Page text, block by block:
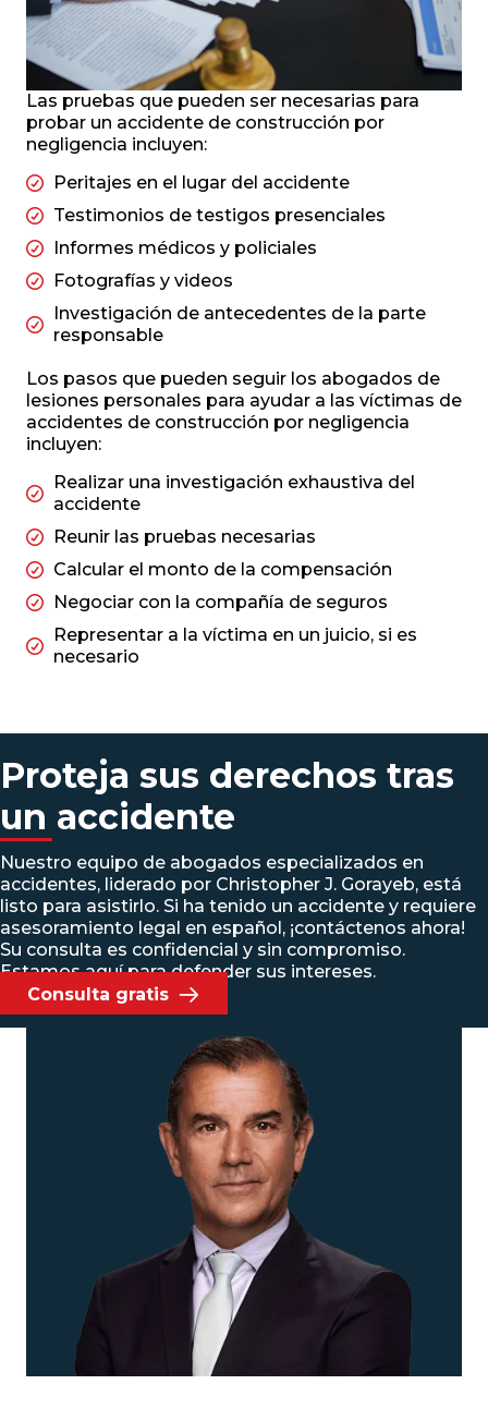
Las pruebas que pueden ser necesarias para
probar un accidente de construcción por
negligencia incluyen:
Peritajes en el lugar del accidente
Testimonios de testigos presenciales
Informes médicos y policiales
Fotografías y videos
Investigación de antecedentes de la parte
responsable
Los pasos que pueden seguir los abogados de
lesiones personales para ayudar a las víctimas de
accidentes de construcción por negligencia
incluyen:
Realizar una investigación exhaustiva del
accidente
Reunir las pruebas necesarias
Calcular el monto de la compensación
Negociar con la compañía de seguros
Representar a la víctima en un juicio, si es
necesario
Proteja sus derechos tras
un accidente
Nuestro equipo de abogados especializados en
accidentes, liderado por Christopher J. Gorayeb, está
listo para asistirlo. Si ha tenido un accidente y requiere
asesoramiento legal en español, ¡contáctenos ahora!
Su consulta es confidencial y sin compromiso.
Estamos aquí para defender sus intereses.
Consulta gratis